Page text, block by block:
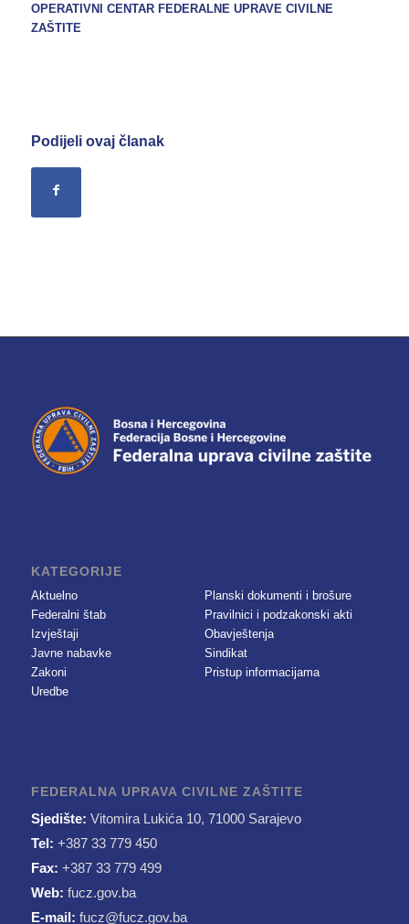
OPERATIVNI CENTAR FEDERALNE UPRAVE CIVILNE
ZAŠTITE
Podijeli ovaj članak
KATEGORIJE
Aktuelno
Federalni štab
Izvještaji
Javne nabavke
Zakoni
Uredbe
Planski dokumenti i brošure
Pravilnici i podzakonski akti
Obavještenja
Sindikat
Pristup informacijama
FEDERALNA UPRAVA CIVILNE ZAŠTITE
Sjedište: Vitomira Lukića 10, 71000 Sarajevo
Tel: +387 33 779 450
Fax: +387 33 779 499
Web: fucz.gov.ba
E-mail: fucz@fucz.gov.ba